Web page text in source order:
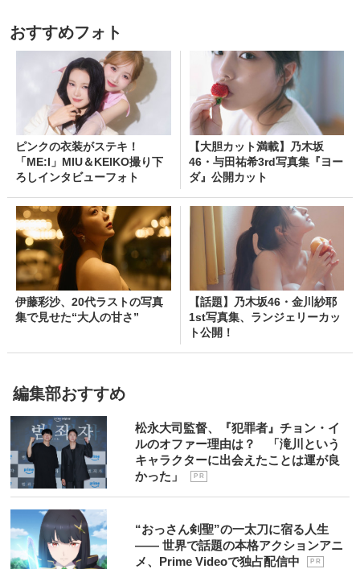
おすすめフォト
ピンクの衣装がステキ！
「ME:I」MIU＆KEIKO撮り下
ろしインタビューフォト
【大胆カット満載】乃木坂
46・与田祐希3rd写真集『ヨー
ダ』公開カット
伊藤彩沙、20代ラストの写真
集で見せた“大人の甘さ”
【話題】乃木坂46・金川紗耶
1st写真集、ランジェリーカッ
ト公開！
編集部おすすめ
松永大司監督、『犯罪者』チョン・イ
ルのオファー理由は？ 「滝川という
キャラクターに出会えたことは運が良
かった」
P R
“おっさん剣聖”の一太刀に宿る人生
―― 世界で話題の本格アクションアニ
メ、Prime Videoで独占配信中
P R